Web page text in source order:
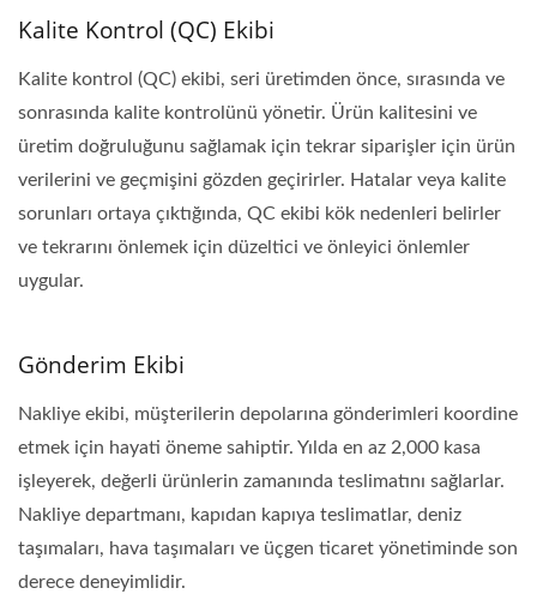
Kalite Kontrol (QC) Ekibi
Kalite kontrol (QC) ekibi, seri üretimden önce, sırasında ve
sonrasında kalite kontrolünü yönetir. Ürün kalitesini ve
üretim doğruluğunu sağlamak için tekrar siparişler için ürün
verilerini ve geçmişini gözden geçirirler. Hatalar veya kalite
sorunları ortaya çıktığında, QC ekibi kök nedenleri belirler
ve tekrarını önlemek için düzeltici ve önleyici önlemler
uygular.
Gönderim Ekibi
Nakliye ekibi, müşterilerin depolarına gönderimleri koordine
etmek için hayati öneme sahiptir. Yılda en az 2,000 kasa
işleyerek, değerli ürünlerin zamanında teslimatını sağlarlar.
Nakliye departmanı, kapıdan kapıya teslimatlar, deniz
taşımaları, hava taşımaları ve üçgen ticaret yönetiminde son
derece deneyimlidir.